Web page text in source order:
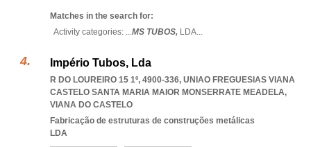
Matches in the search for:
Activity categories: ...MS TUBOS, LDA...
Império Tubos, Lda
R DO LOUREIRO 15 1º, 4900-336, UNIAO FREGUESIAS VIANA
CASTELO SANTA MARIA MAIOR MONSERRATE MEADELA,
VIANA DO CASTELO
Fabricação de estruturas de construções metálicas
LDA